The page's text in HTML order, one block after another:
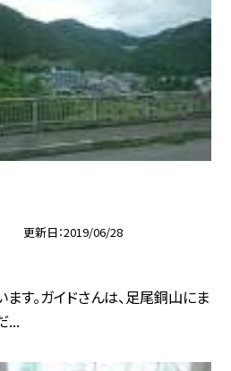
更新日 2019/06/28
す。ガイドさんは、足尾銅山にま
...